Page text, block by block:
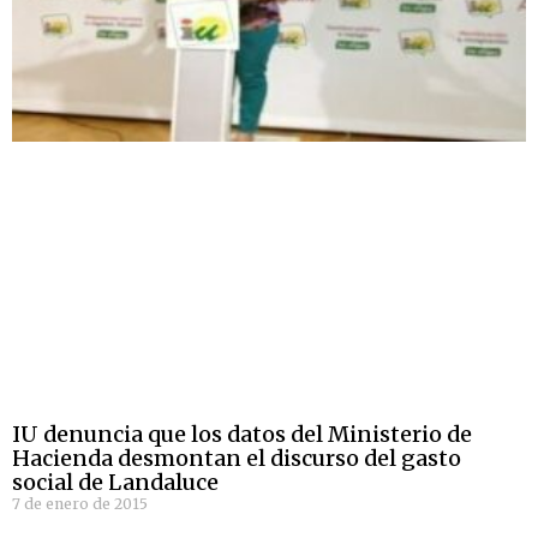
IU denuncia que los datos del Ministerio de
Hacienda desmontan el discurso del gasto
social de Landaluce
7 de enero de 2015